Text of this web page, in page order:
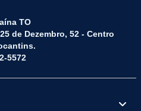
TO
de Dezembro, 52 - Centro
5572